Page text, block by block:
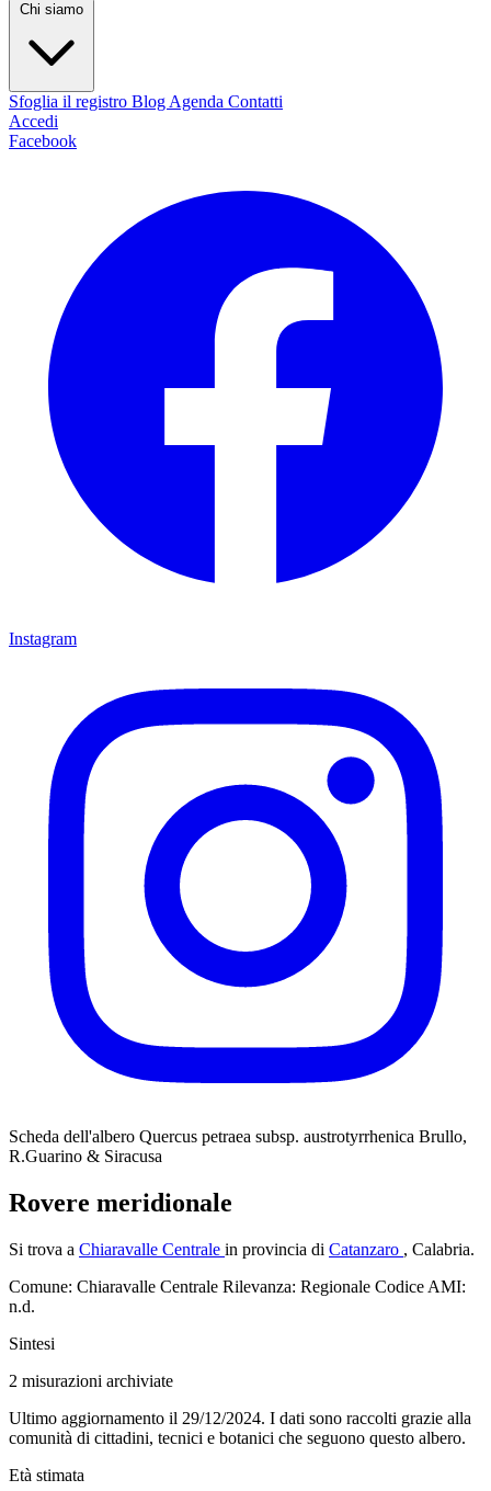
Chi siamo
Sfoglia il registro Blog Agenda Contatti
Accedi
Facebook
Instagram
Scheda dell'albero Quercus petraea subsp. austrotyrrhenica Brullo,
R.Guarino & Siracusa
Rovere meridionale
Si trova a Chiaravalle Centrale in provincia di Catanzaro , Calabria.
Comune: Chiaravalle Centrale Rilevanza: Regionale Codice AMI:
n.d.
Sintesi
2 misurazioni archiviate
Ultimo aggiornamento il 29/12/2024. I dati sono raccolti grazie alla
comunità di cittadini, tecnici e botanici che seguono questo albero.
Età stimata